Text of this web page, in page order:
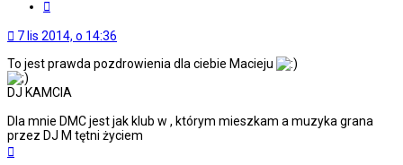
7 lis 2014, o 14:36
To jest prawda pozdrowienia dla ciebie Macieju
DJ KAMCIA
Dla mnie DMC jest jak klub w , którym mieszkam a muzyka grana
przez DJ M tętni życiem